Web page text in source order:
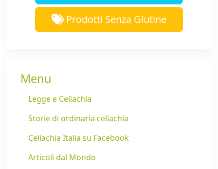
Prodotti Senza Glutine
Menu
Legge e Celiachia
Storie di ordinaria celiachia
Celiachia Italia su Facebook
Articoli dal Mondo